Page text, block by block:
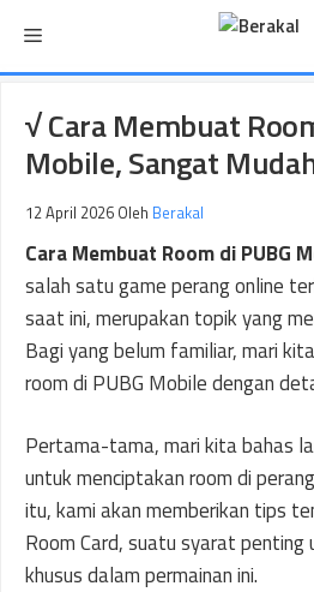
isi
Menu
√ Cara Membuat
Mobile, Sangat
12 April 2026 Oleh Berakal
Cara Membuat Room di PUBG
salah satu game perang online
saat ini, merupakan topik yang
Bagi yang belum familiar, mari
room di PUBG Mobile dengan
Pertama-tama, mari kita bahas
untuk menciptakan room di
itu, kami akan memberikan tips
Room Card, suatu syarat penting
khusus dalam permainan ini.